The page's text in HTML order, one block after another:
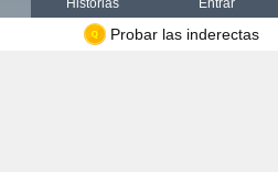
Probar las inderectas